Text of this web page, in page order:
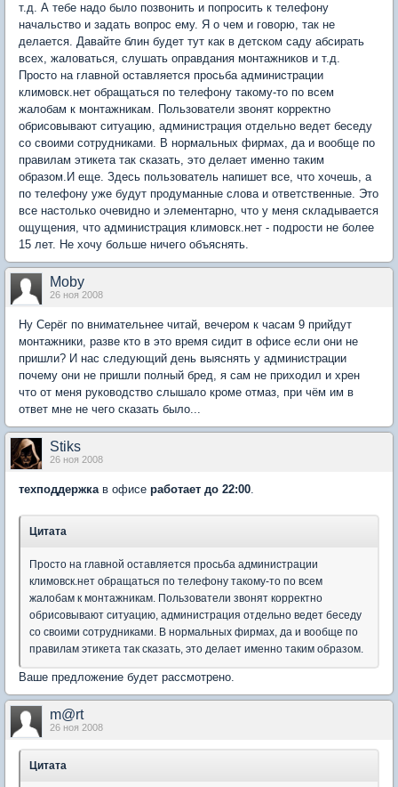
т.д. А тебе надо было позвонить и попросить к телефону
начальство и задать вопрос ему. Я о чем и говорю, так не
делается. Давайте блин будет тут как в детском саду абсирать
всех, жаловаться, слушать оправдания монтажников и т.д.
Просто на главной оставляется просьба администрации
климовск.нет обращаться по телефону такому-то по всем
жалобам к монтажникам. Пользователи звонят корректно
обрисовывают ситуацию, администрация отдельно ведет беседу
со своими сотрудниками. В нормальных фирмах, да и вообще по
правилам этикета так сказать, это делает именно таким
образом.И еще. Здесь пользователь напишет все, что хочешь, а
по телефону уже будут продуманные слова и ответственные. Это
все настолько очевидно и элементарно, что у меня складывается
ощущения, что администрация климовск.нет - подрости не более
15 лет. Не хочу больше ничего объяснять.
Moby
26 ноя 2008
Ну Серёг по внимательнее читай, вечером к часам 9 прийдут
монтажники, разве кто в это время сидит в офисе если они не
пришли? И нас следующий день выяснять у администрации
почему они не пришли полный бред, я сам не приходил и хрен
что от меня руководство слышало кроме отмаз, при чём им в
ответ мне не чего сказать было...
Stiks
26 ноя 2008
техподдержкав офисе работает до 22:00.
Цитата
Просто на главной оставляется просьба администрации
климовск.нет обращаться по телефону такому-то по всем
жалобам к монтажникам. Пользователи звонят корректно
обрисовывают ситуацию, администрация отдельно ведет беседу
со своими сотрудниками. В нормальных фирмах, да и вообще по
правилам этикета так сказать, это делает именно таким образом.
Ваше предложение будет рассмотрено.
m@rt
26 ноя 2008
Цитата